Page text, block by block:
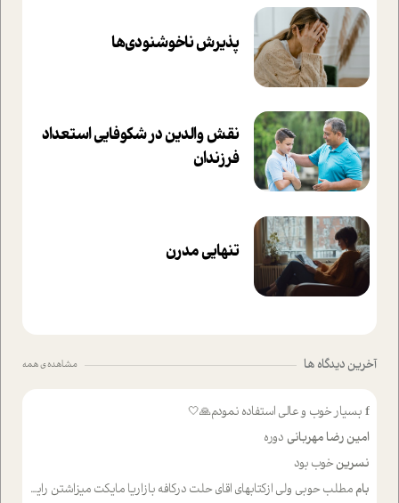
پذیرش ناخوشنودی‌ها
نقش والدین در شکوفا‌یی ا‌ستعداد
فرزندان‌
تنهایی مدرن
آخرین دیدگاه ها مشاهده ی همه
f بسیار خوب و عالی استفاده نمودم🙏🤍
امین رضا مهربانی دوره
نسرینخوب بود
بام مطلب حوبی ولی ازکتابهای اقای حلت درکافه بازاریا مایکت میزاشتن رایگان خوب بود ولی هرکدام خلاصه شده ش تومجله از طریق سایت هم خوبه اینکه درزیر اخرصفحه گذاشته شده خب ادم خبره میره نصب میکنه میخونه ولی هرکسی گوشیش ظرفیتش نداره باتشکر